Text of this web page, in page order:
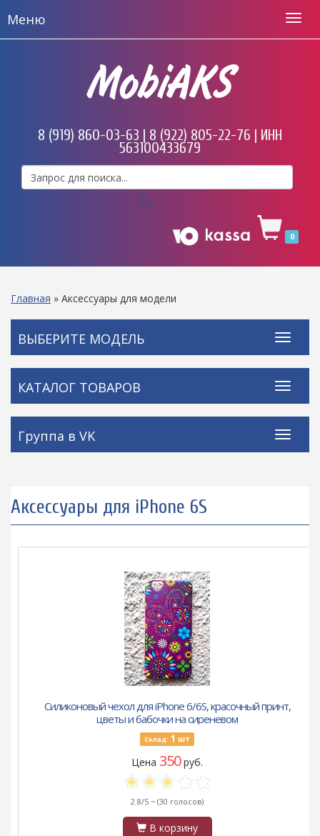
Меню
MobiAKS
8 (919) 860-03-63 | 8 (922) 805-22-76 | ИНН
563100433679
0
Главная » Аксессуары для модели
ВЫБЕРИТЕ МОДЕЛЬ
КАТАЛОГ ТОВАРОВ
Группа в VK
Аксессуары для iPhone 6S
Силиконовый чехол для iPhone 6/6S, красочный принт,
цветы и бабочки на сиреневом
Склад: 1 шт
Цена 350руб.
2.8/5 ~ (30 голосов)
В корзину